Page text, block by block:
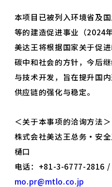
本项目已被列入环境省及
等的建造促进事业（2024
美达王将根据国家关于促
碳中和社会的方针，今后
与技术开发，旨在提升国
供应链的强化与稳定。
＜关于本事项的洽询方法＞
株式会社美达王总务·安全
樋口
电话：+81-3-6777-2816 /
mo.pr@mtlo.co.jp